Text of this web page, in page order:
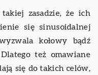
takiej zasadzie, że ich
się sinusoidalnej
kołowy bądź
też omawiane
się do takich celów,